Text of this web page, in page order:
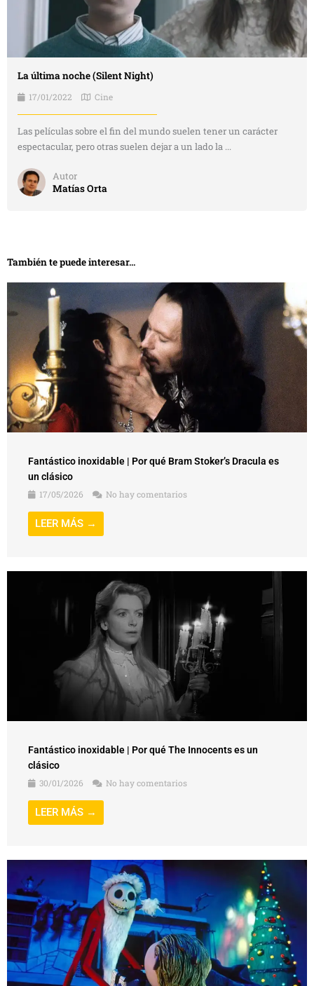
La última noche (Silent Night)
17/01/2022 Cine
Las películas sobre el fin del mundo suelen tener un carácter
espectacular, pero otras suelen dejar a un lado la ...
Autor
Matías Orta
También te puede interesar...
Fantástico inoxidable | Por qué Bram Stoker’s Dracula es
un clásico
17/05/2026
No hay comentarios
LEER MÁS →
Fantástico inoxidable | Por qué The Innocents es un
clásico
30/01/2026
No hay comentarios
LEER MÁS →